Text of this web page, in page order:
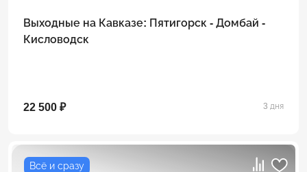
Выходные на Кавказе: Пятигорск - Домбай -
Кисловодск
22 500 ₽ 3 дня
Всё и сразу